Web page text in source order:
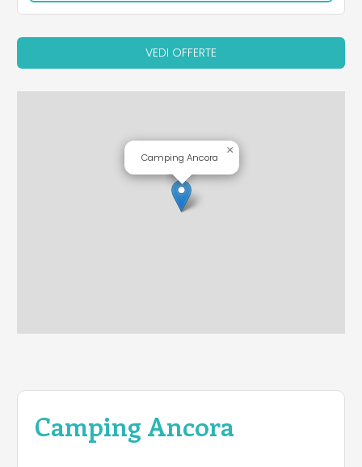
Camping Ancora
VEDI OFFERTE
Camping Ancora
×